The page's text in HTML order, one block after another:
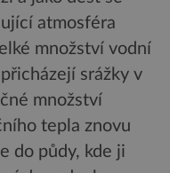
atmosféra
množství vodní
srážky v
množství
tepla znovu
do půdy, kde ji